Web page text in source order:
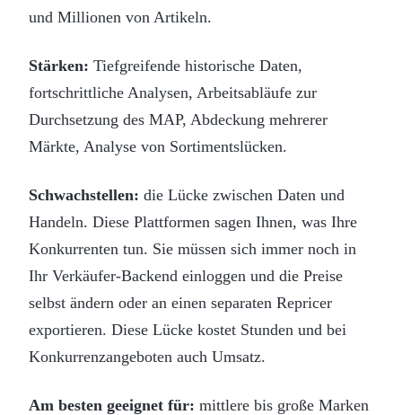
und Millionen von Artikeln.
Stärken: Tiefgreifende historische Daten,
fortschrittliche Analysen, Arbeitsabläufe zur
Durchsetzung des MAP, Abdeckung mehrerer
Märkte, Analyse von Sortimentslücken.
Schwachstellen: die Lücke zwischen Daten und
Handeln. Diese Plattformen sagen Ihnen, was Ihre
Konkurrenten tun. Sie müssen sich immer noch in
Ihr Verkäufer-Backend einloggen und die Preise
selbst ändern oder an einen separaten Repricer
exportieren. Diese Lücke kostet Stunden und bei
Konkurrenzangeboten auch Umsatz.
Am besten geeignet für: mittlere bis große Marken